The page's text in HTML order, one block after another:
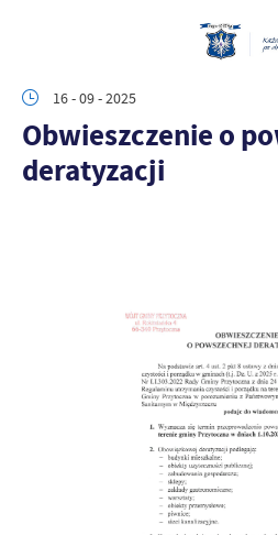
16 - 09 - 2025
Obwieszczenie o
deratyzacji